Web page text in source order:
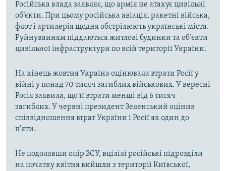
Російська влада заявляє, що армія не атакує цивільні
об’єкти. При цьому російська авіація, ракетні війська,
флот і артилерія щодня обстрілюють українські міста.
Руйнуванням піддаються житлові будинки та об’єкти
цивільної інфраструктури по всій території України.
На кінець жовтня Україна оцінювала втрати Росії у
війні у понад 70 тисяч загиблих військових. У вересні
Росія заявила, що її втрати менші від 6 тисяч
загиблих. У червні президент Зеленський оцінив
співвідношення втрат України і Росії як один до
п'яти.
Не подолавши опір ЗСУ, вцілілі російські підрозділи
на початку квітня вийшли з території Київської,